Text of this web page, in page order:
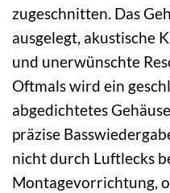
zugeschnitten. Das
ausgelegt, akustische
und unerwünschte
Oftmals wird ein
abgedichtetes
präzise
nicht durch Luftlecks
Montagevorrichtung,